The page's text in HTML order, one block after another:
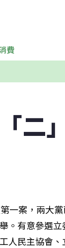
費
二」
一案，兩大
。有意參選
人民主協會